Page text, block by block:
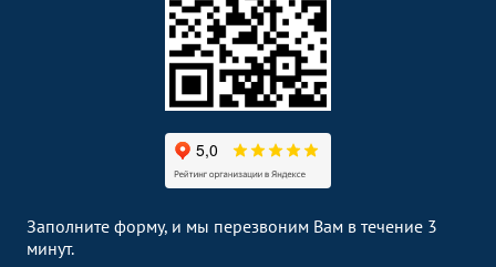
Заполните форму, и мы перезвоним Вам в течение 3
минут.